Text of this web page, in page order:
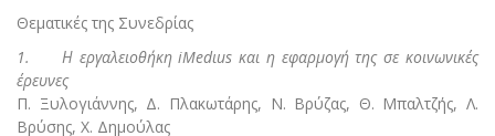
Θεματικές της Συνεδρίας
1. Η εργαλειοθήκη iMedιus και η εφαρμογή της σε κοινωνικές
έρευνες
Π. Ξυλογιάννης, Δ. Πλακωτάρης, Ν. Βρύζας, Θ. Μπαλτζής, Λ.
Βρύσης, Χ. Δημούλας